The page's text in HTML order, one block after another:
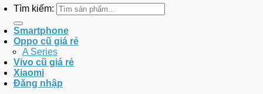
Tìm kiếm:
Smartphone
Oppo cũ giá rẻ
A Series
Vivo cũ giá rẻ
Xiaomi
Đăng nhập